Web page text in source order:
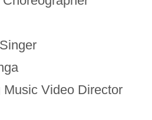
Video Director